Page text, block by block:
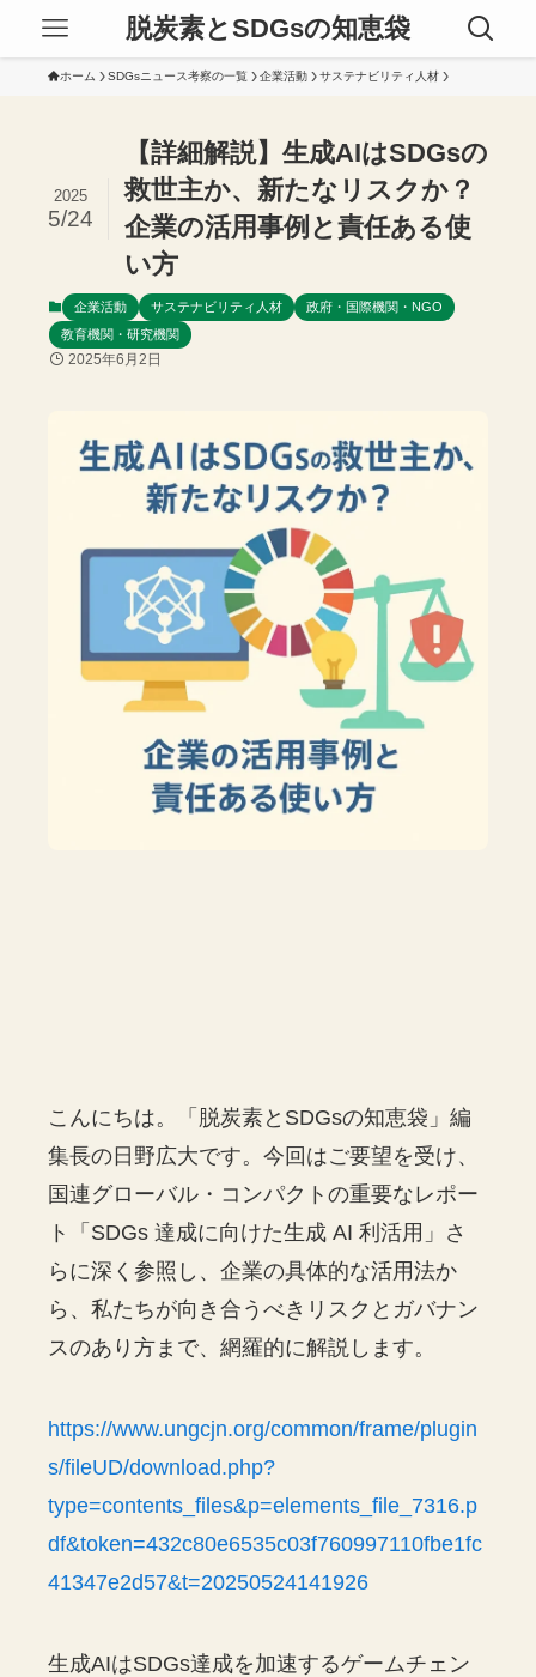
脱炭素とSDGsの知恵袋
ホーム SDGsニュース考察の一覧 企業活動 サステナビリティ人材
【詳細解説】生成AIはSDGsの
救世主か、新たなリスクか？
企業の活用事例と責任ある使
い方
2025
5/24
企業活動 サステナビリティ人材
政府・国際機関・NGO
教育機関・研究機関
2025年6月2日
こんにちは。「脱炭素とSDGsの知恵袋」編
集長の日野広大です。今回はご要望を受け、
国連グローバル・コンパクトの重要なレポー
ト「SDGs 達成に向けた生成 AI 利活用」さ
らに深く参照し、企業の具体的な活用法か
ら、私たちが向き合うべきリスクとガバナン
スのあり方まで、網羅的に解説します。
https://www.ungcjn.org/common/frame/plugin
s/fileUD/download.php?
type=contents_files&p=elements_file_7316.p
df&token=432c80e6535c03f760997110fbe1fc
41347e2d57&t=20250524141926
生成AIはSDGs達成を加速するゲームチェン